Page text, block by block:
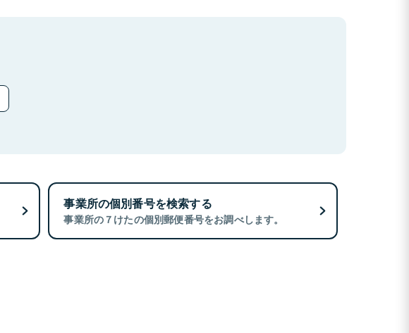
事業所の個別番号を検索する
事業所の７けたの個別郵便番号をお調べします。